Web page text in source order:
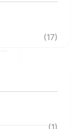
(17)
(1)